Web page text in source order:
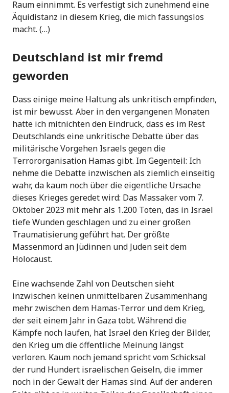
Raum einnimmt. Es verfestigt sich zunehmend eine
Äquidistanz in diesem Krieg, die mich fassungslos
macht. (…)
Deutschland ist mir fremd
geworden
Dass einige meine Haltung als unkritisch empfinden,
ist mir bewusst. Aber in den vergangenen Monaten
hatte ich mitnichten den Eindruck, dass es im Rest
Deutschlands eine unkritische Debatte über das
militärische Vorgehen Israels gegen die
Terrororganisation Hamas gibt. Im Gegenteil: Ich
nehme die Debatte inzwischen als ziemlich einseitig
wahr, da kaum noch über die eigentliche Ursache
dieses Krieges geredet wird: Das Massaker vom 7.
Oktober 2023 mit mehr als 1.200 Toten, das in Israel
tiefe Wunden geschlagen und zu einer großen
Traumatisierung geführt hat. Der größte
Massenmord an Jüdinnen und Juden seit dem
Holocaust.
Eine wachsende Zahl von Deutschen sieht
inzwischen keinen unmittelbaren Zusammenhang
mehr zwischen dem Hamas-Terror und dem Krieg,
der seit einem Jahr in Gaza tobt. Während die
Kämpfe noch laufen, hat Israel den Krieg der Bilder,
den Krieg um die öffentliche Meinung längst
verloren. Kaum noch jemand spricht vom Schicksal
der rund Hundert israelischen Geiseln, die immer
noch in der Gewalt der Hamas sind. Auf der anderen